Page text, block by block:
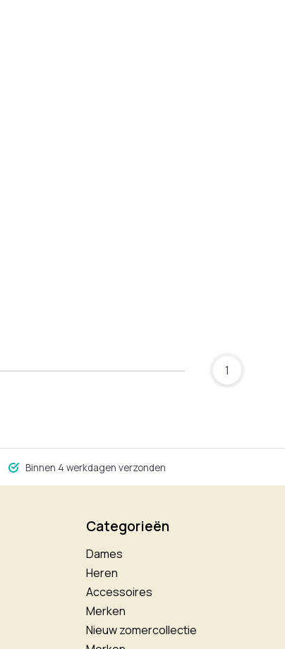
1
Binnen 4 werkdagen verzonden
Categorieën
Dames
Heren
Accessoires
Merken
Nieuw zomercollectie